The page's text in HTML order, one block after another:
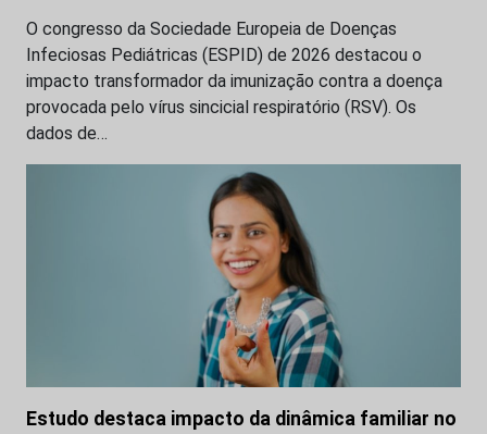
O congresso da Sociedade Europeia de Doenças
Infeciosas Pediátricas (ESPID) de 2026 destacou o
impacto transformador da imunização contra a doença
provocada pelo vírus sincicial respiratório (RSV). Os
dados de…
Estudo destaca impacto da dinâmica familiar no